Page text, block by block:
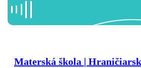
Materská škola |